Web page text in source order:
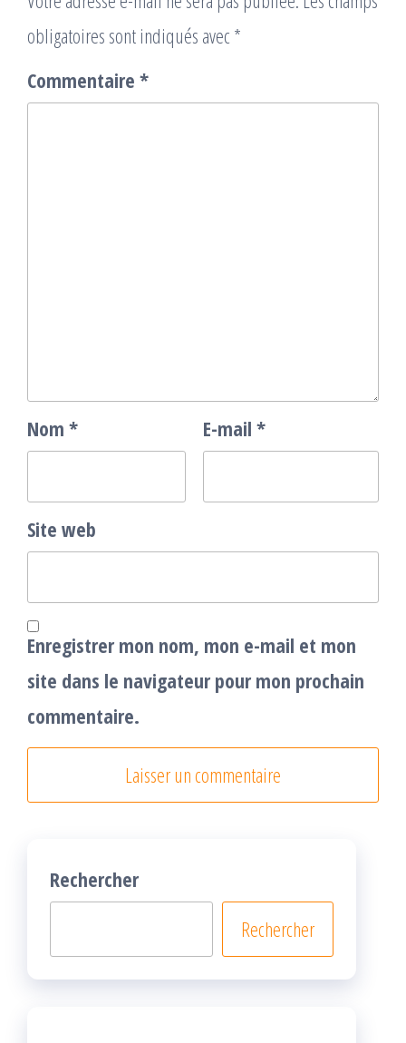
obligatoires sont indiqués avec *
Commentaire *
Nom * E-mail *
Site web
Enregistrer mon nom, mon e-mail et mon
site dans le navigateur pour mon prochain
commentaire.
Rechercher
Rechercher